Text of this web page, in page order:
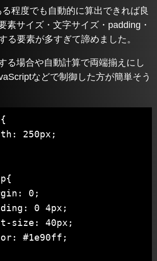
程度でも自動的に算出できれば良
素サイズ・文字サイズ・padding・
る要素が多すぎて諦めました。
る場合や自動計算で両端揃えにし
などで制御した方が簡単そう